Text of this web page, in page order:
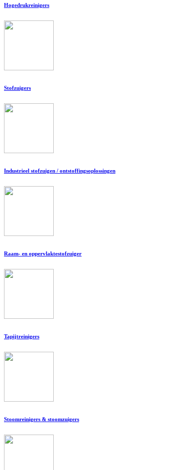
Hogedrukreinigers
Stofzuigers
Industrieel stofzuigen / ontstoffingsoplossingen
Raam- en oppervlaktestofzuiger
Tapijtreinigers
Stoomreinigers & stoomzuigers